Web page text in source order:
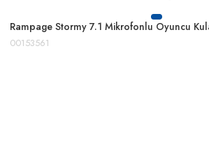
Rampage Stormy 7.1 Mikrofonlu Oyuncu
00153561